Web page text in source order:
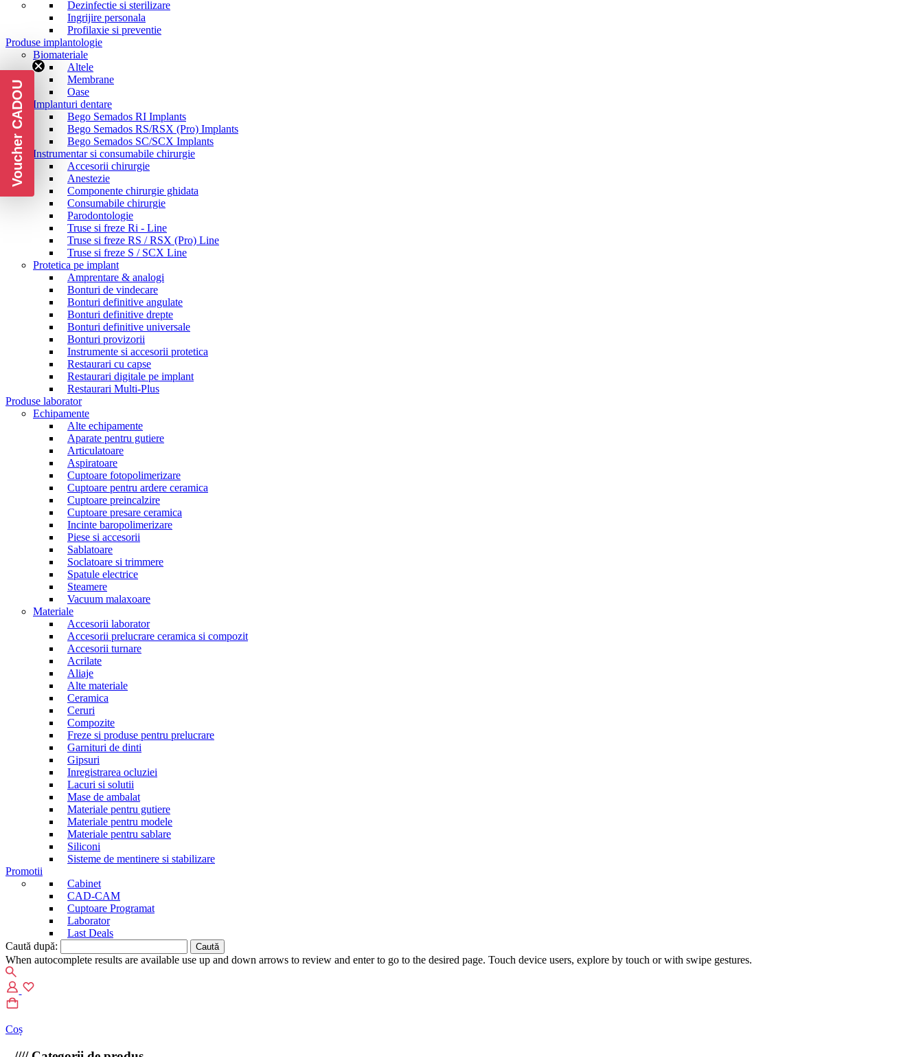
Dezinfectie si sterilizare
Ingrijire personala
Profilaxie si preventie
Produse implantologie
Biomateriale
Altele
Membrane
Oase
Implanturi dentare
Bego Semados RI Implants
Bego Semados RS/RSX (Pro) Implants
Bego Semados SC/SCX Implants
Instrumentar si consumabile chirurgie
Accesorii chirurgie
Anestezie
Componente chirurgie ghidata
Consumabile chirurgie
Parodontologie
Truse si freze Ri - Line
Truse si freze RS / RSX (Pro) Line
Truse si freze S / SCX Line
Protetica pe implant
Amprentare & analogi
Bonturi de vindecare
Bonturi definitive angulate
Bonturi definitive drepte
Bonturi definitive universale
Bonturi provizorii
Instrumente si accesorii protetica
Restaurari cu capse
Restaurari digitale pe implant
Restaurari Multi-Plus
Produse laborator
Echipamente
Alte echipamente
Aparate pentru gutiere
Articulatoare
Aspiratoare
Cuptoare fotopolimerizare
Cuptoare pentru ardere ceramica
Cuptoare preincalzire
Cuptoare presare ceramica
Incinte baropolimerizare
Piese si accesorii
Sablatoare
Soclatoare si trimmere
Spatule electrice
Steamere
Vacuum malaxoare
Materiale
Accesorii laborator
Accesorii prelucrare ceramica si compozit
Accesorii turnare
Acrilate
Aliaje
Alte materiale
Ceramica
Ceruri
Compozite
Freze si produse pentru prelucrare
Garnituri de dinti
Gipsuri
Inregistrarea ocluziei
Lacuri si solutii
Mase de ambalat
Materiale pentru gutiere
Materiale pentru modele
Materiale pentru sablare
Siliconi
Sisteme de mentinere si stabilizare
Promotii
Cabinet
CAD-CAM
Cuptoare Programat
Laborator
Last Deals
Caută după:
When autocomplete results are available use up and down arrows to review and enter to go to the desired page. Touch device users, explore by touch or with swipe gestures.
Coș
Voucher CADOU